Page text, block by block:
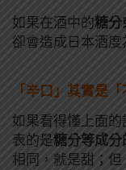
如果在酒中的糖分
卻會造成日本酒度
「辛口」其實是「
如果看得懂上面的
表的是糖分等成分
相同，就是甜；但